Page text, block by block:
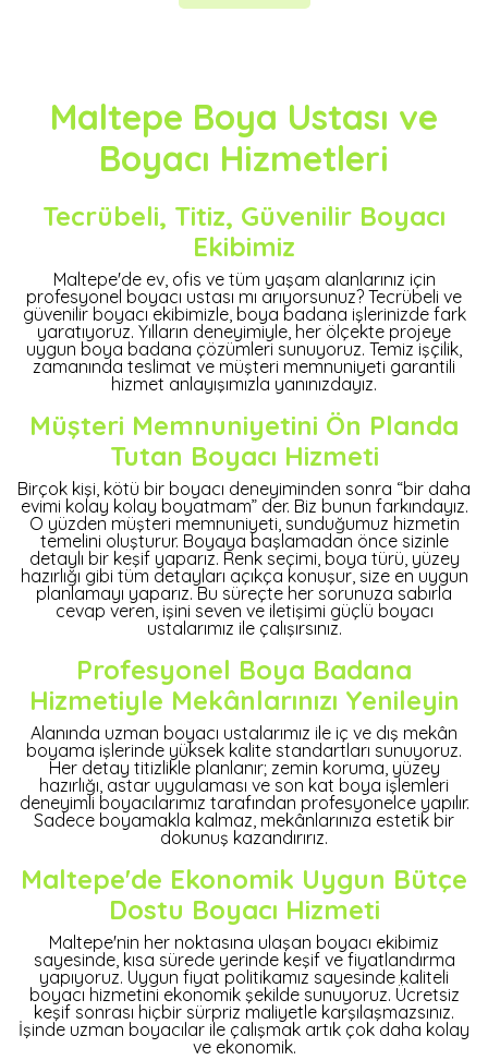
Maltepe Boya Ustası ve
Boyacı Hizmetleri
Tecrübeli, Titiz, Güvenilir Boyacı
Ekibimiz
Maltepe'de ev, ofis ve tüm yaşam alanlarınız için
profesyonel boyacı ustası mı arıyorsunuz? Tecrübeli ve
güvenilir boyacı ekibimizle, boya badana işlerinizde fark
yaratıyoruz. Yılların deneyimiyle, her ölçekte projeye
uygun boya badana çözümleri sunuyoruz. Temiz işçilik,
zamanında teslimat ve müşteri memnuniyeti garantili
hizmet anlayışımızla yanınızdayız.
Müşteri Memnuniyetini Ön Planda
Tutan Boyacı Hizmeti
Birçok kişi, kötü bir boyacı deneyiminden sonra “bir daha
evimi kolay kolay boyatmam” der. Biz bunun farkındayız.
O yüzden müşteri memnuniyeti, sunduğumuz hizmetin
temelini oluşturur. Boyaya başlamadan önce sizinle
detaylı bir keşif yaparız. Renk seçimi, boya türü, yüzey
hazırlığı gibi tüm detayları açıkça konuşur, size en uygun
planlamayı yaparız. Bu süreçte her sorunuza sabırla
cevap veren, işini seven ve iletişimi güçlü boyacı
ustalarımız ile çalışırsınız.
Profesyonel Boya Badana
Hizmetiyle Mekânlarınızı Yenileyin
Alanında uzman boyacı ustalarımız ile iç ve dış mekân
boyama işlerinde yüksek kalite standartları sunuyoruz.
Her detay titizlikle planlanır; zemin koruma, yüzey
hazırlığı, astar uygulaması ve son kat boya işlemleri
deneyimli boyacılarımız tarafından profesyonelce yapılır.
Sadece boyamakla kalmaz, mekânlarınıza estetik bir
dokunuş kazandırırız.
Maltepe'de Ekonomik Uygun Bütçe
Dostu Boyacı Hizmeti
Maltepe'nin her noktasına ulaşan boyacı ekibimiz
sayesinde, kısa sürede yerinde keşif ve fiyatlandırma
yapıyoruz. Uygun fiyat politikamız sayesinde kaliteli
boyacı hizmetini ekonomik şekilde sunuyoruz. Ücretsiz
keşif sonrası hiçbir sürpriz maliyetle karşılaşmazsınız.
İşinde uzman boyacılar ile çalışmak artık çok daha kolay
ve ekonomik.